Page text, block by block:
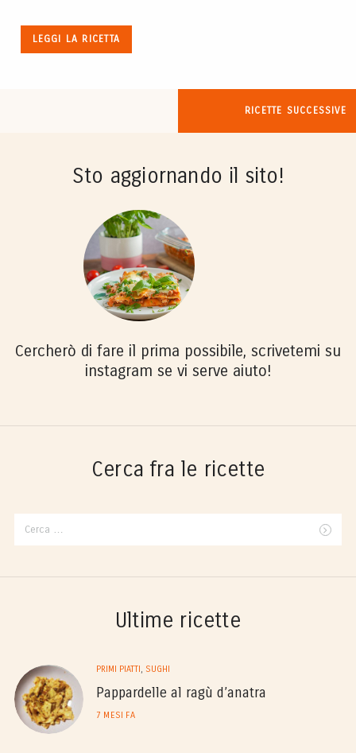
LEGGI LA RICETTA
RICETTE SUCCESSIVE
Sto aggiornando il sito!
Cercherò di fare il prima possibile, scrivetemi su
instagram se vi serve aiuto!
Cerca fra le ricette
Ricerca
per:
Ultime ricette
PRIMI PIATTI , SUGHI
Pappardelle al ragù d’anatra
7 MESI FA